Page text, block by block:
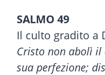
SALMO 49
Il culto gradito a
Cristo non abolì
sua perfezione;